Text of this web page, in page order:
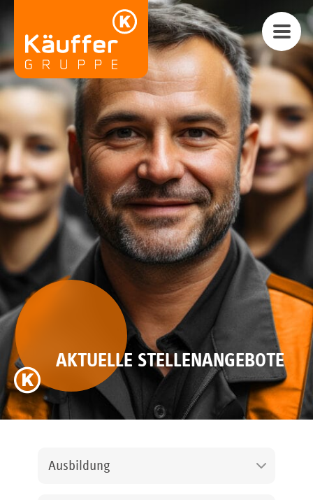
AKTUELLE STELLENANGEBOTE
Ausbildung